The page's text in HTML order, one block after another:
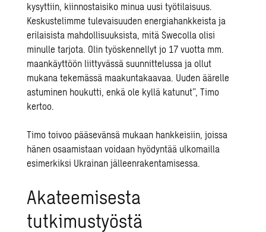
kysyttiin, kiinnostaisiko minua uusi työtilaisuus.
Keskustelimme tulevaisuuden energiahankkeista ja
erilaisista mahdollisuuksista, mitä Swecolla olisi
minulle tarjota. Olin työskennellyt jo 17 vuotta mm.
maankäyttöön liittyvässä suunnittelussa ja ollut
mukana tekemässä maakuntakaavaa. Uuden äärelle
astuminen houkutti, enkä ole kyllä katunut”, Timo
kertoo.
Timo toivoo pääsevänsä mukaan hankkeisiin, joissa
hänen osaamistaan voidaan hyödyntää ulkomailla
esimerkiksi Ukrainan jälleenrakentamisessa.
Akateemisesta
tutkimustyöstä